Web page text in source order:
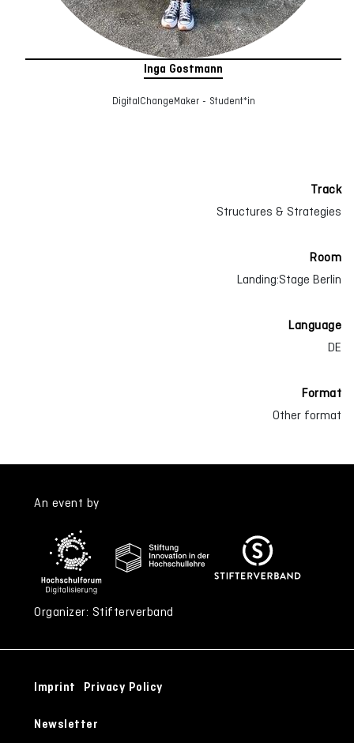
Inga Gostmann
DigitalChangeMaker - Student*in
Track
Structures & Strategies
Room
Landing:Stage Berlin
Language
DE
Format
Other format
An event by
Organizer: Stifterverband
Imprint Privacy Policy
Newsletter